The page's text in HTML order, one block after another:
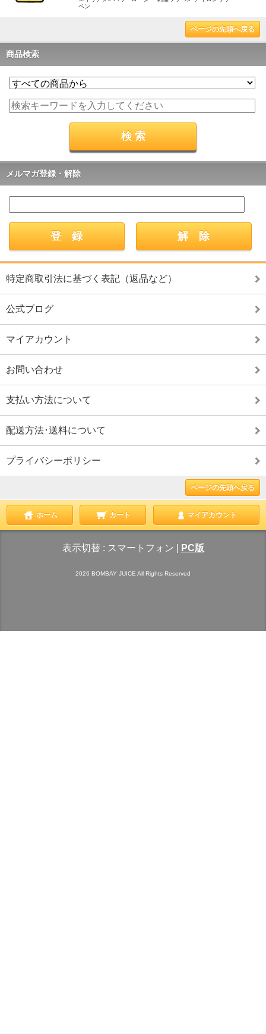
ペン
ページの先頭へ戻る
商品検索
メルマガ登録・解除
特定商取引法に基づく表記（返品など）
公式ブログ
マイアカウント
お問い合わせ
支払い方法について
配送方法･送料について
プライバシーポリシー
ページの先頭へ戻る
ホーム カート マイアカウント
表示切替 : スマートフォン PC版
2026 BOMBAY JUICE All Rights Reserved